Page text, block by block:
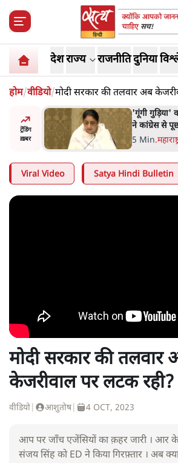
देशराज्य राजनीतिदुनिया
होम/वीडियो/मोदी सरकार की तलवार अब
ट्रेंडिंग
ख़बर
एनसीपी
इंदिरा
हैं?
संसदीय
मार्क
माफी मांगी
5 Min.देश
Viral Video Satya Hindi Bulletin
मोदी सरकार की तलवार
केजरीवाल पर लटक रही?
वीडियो आशुतोष| 4 OCT, 2023
आप पर जाँच एजेंसियों का क़हर जारी । आर
संजय सिंह को ED ने किया गिरफ़्तार । अब